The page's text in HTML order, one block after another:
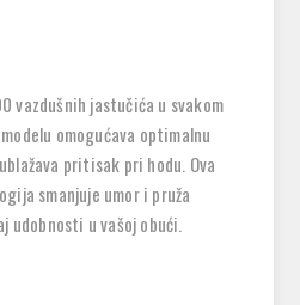
vazdušnih jastučića u svakom
modelu omogućava optimalnu
pritisak pri hodu. Ova
smanjuje umor i pruža
udobnosti u vašoj obući.